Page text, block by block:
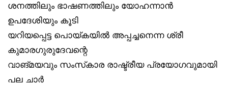
ശനത്തിലും ഭാഷണത്തിലും യോഹന്നാൻ
ഉപദേശിയും കൂടി
യറിയപ്പെട്ട പൊയ്കയിൽ അപ്പച്ചനെന്ന ശ്രീ
കുമാരഗുരുദേവന്റെ
വാങ്മയവും സംസ്‌കാര രാഷ്ട്രീയ പ്രയോഗവുമായി
പല ചാർ